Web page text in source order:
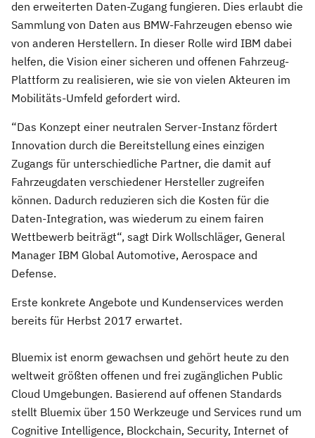
den erweiterten Daten-Zugang fungieren. Dies erlaubt die
Sammlung von Daten aus BMW-Fahrzeugen ebenso wie
von anderen Herstellern. In dieser Rolle wird IBM dabei
helfen, die Vision einer sicheren und offenen Fahrzeug-
Plattform zu realisieren, wie sie von vielen Akteuren im
Mobilitäts-Umfeld gefordert wird.
“Das Konzept einer neutralen Server-Instanz fördert
Innovation durch die Bereitstellung eines einzigen
Zugangs für unterschiedliche Partner, die damit auf
Fahrzeugdaten verschiedener Hersteller zugreifen
können. Dadurch reduzieren sich die Kosten für die
Daten-Integration, was wiederum zu einem fairen
Wettbewerb beiträgt“, sagt Dirk Wollschläger, General
Manager IBM Global Automotive, Aerospace and
Defense.
Erste konkrete Angebote und Kundenservices werden
bereits für Herbst 2017 erwartet.
Bluemix ist enorm gewachsen und gehört heute zu den
weltweit größten offenen und frei zugänglichen Public
Cloud Umgebungen. Basierend auf offenen Standards
stellt Bluemix über 150 Werkzeuge und Services rund um
Cognitive Intelligence, Blockchain, Security, Internet of